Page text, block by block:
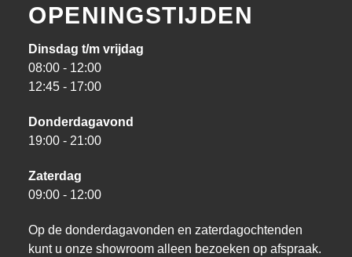
OPENINGSTIJDEN
Dinsdag t/m vrijdag
08:00 - 12:00
12:45 - 17:00
Donderdagavond
19:00 - 21:00
Zaterdag
09:00 - 12:00
Op de donderdagavonden en zaterdagochtenden
kunt u onze showroom alleen bezoeken op afspraak.